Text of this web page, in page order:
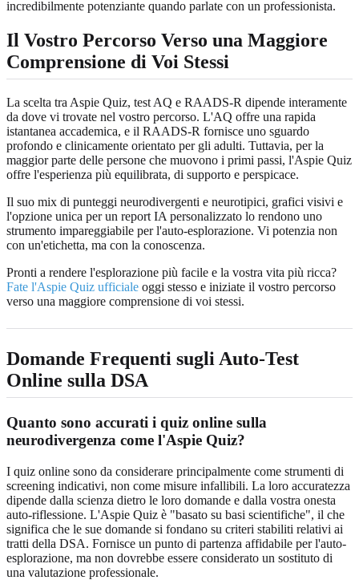
incredibilmente potenziante quando parlate con un professionista.
Il Vostro Percorso Verso una Maggiore
Comprensione di Voi Stessi
La scelta tra Aspie Quiz, test AQ e RAADS-R dipende interamente
da dove vi trovate nel vostro percorso. L'AQ offre una rapida
istantanea accademica, e il RAADS-R fornisce uno sguardo
profondo e clinicamente orientato per gli adulti. Tuttavia, per la
maggior parte delle persone che muovono i primi passi, l'Aspie Quiz
offre l'esperienza più equilibrata, di supporto e perspicace.
Il suo mix di punteggi neurodivergenti e neurotipici, grafici visivi e
l'opzione unica per un report IA personalizzato lo rendono uno
strumento impareggiabile per l'auto-esplorazione. Vi potenzia non
con un'etichetta, ma con la conoscenza.
Pronti a rendere l'esplorazione più facile e la vostra vita più ricca?
Fate l'Aspie Quiz ufficiale oggi stesso e iniziate il vostro percorso
verso una maggiore comprensione di voi stessi.
Domande Frequenti sugli Auto-Test
Online sulla DSA
Quanto sono accurati i quiz online sulla
neurodivergenza come l'Aspie Quiz?
I quiz online sono da considerare principalmente come strumenti di
screening indicativi, non come misure infallibili. La loro accuratezza
dipende dalla scienza dietro le loro domande e dalla vostra onesta
auto-riflessione. L'Aspie Quiz è "basato su basi scientifiche", il che
significa che le sue domande si fondano su criteri stabiliti relativi ai
tratti della DSA. Fornisce un punto di partenza affidabile per l'auto-
esplorazione, ma non dovrebbe essere considerato un sostituto di
una valutazione professionale.